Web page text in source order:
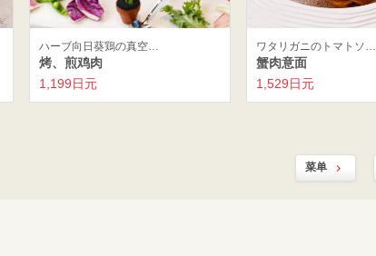
ハーブ向日葵鶏の真空…
烤、煎鸡肉
1,199日元
ワタリガニのトマトソ…
蟹肉意面
1,529日元
菜单